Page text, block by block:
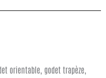
orientable, godet trapèze,